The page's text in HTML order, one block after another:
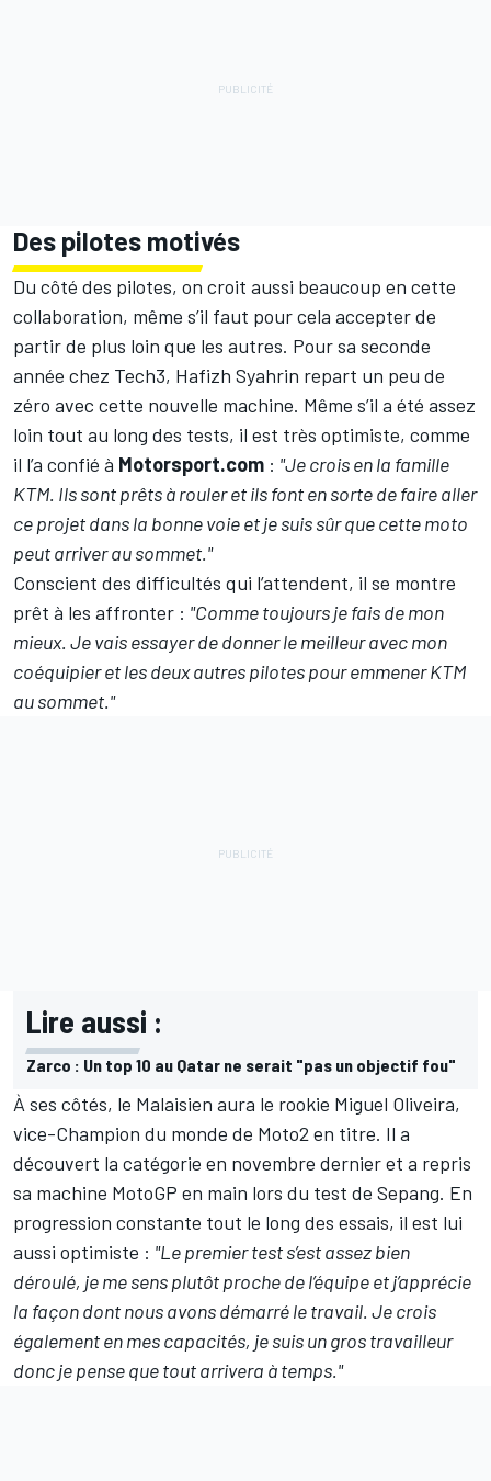
Des pilotes motivés
Du côté des pilotes, on croit aussi beaucoup en cette
collaboration, même s’il faut pour cela accepter de
partir de plus loin que les autres. Pour sa seconde
année chez Tech3, Hafizh Syahrin repart un peu de
zéro avec cette nouvelle machine. Même s’il a été assez
loin tout au long des tests, il est très optimiste, comme
il l’a confié à Motorsport.com : "Je crois en la famille
KTM. Ils sont prêts à rouler et ils font en sorte de faire aller
ce projet dans la bonne voie et je suis sûr que cette moto
peut arriver au sommet."
Conscient des difficultés qui l’attendent, il se montre
prêt à les affronter : "Comme toujours je fais de mon
mieux. Je vais essayer de donner le meilleur avec mon
coéquipier et les deux autres pilotes pour emmener KTM
au sommet."
Lire aussi :
Zarco : Un top 10 au Qatar ne serait "pas un objectif fou"
À ses côtés, le Malaisien aura le rookie Miguel Oliveira,
vice-Champion du monde de Moto2 en titre. Il a
découvert la catégorie en novembre dernier et a repris
sa machine MotoGP en main lors du test de Sepang. En
progression constante tout le long des essais, il est lui
aussi optimiste : "Le premier test s’est assez bien
déroulé, je me sens plutôt proche de l’équipe et j’apprécie
la façon dont nous avons démarré le travail. Je crois
également en mes capacités, je suis un gros travailleur
donc je pense que tout arrivera à temps."